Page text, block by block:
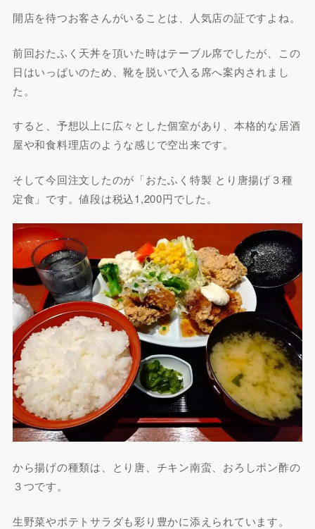
開店を待つお客さんがいることは、人気店の証ですよね。
前回おたふく天丼を頂いた時はテーブル席でしたが、この
日はいっぱいのため、靴を脱いで入る席へ案内されまし
た。
すると、予想以上に広々とした個室があり、本格的な居酒
屋や和食料理店のような感じで空出来です。
そして今回注文したのが「おたふく特製 とり唐揚げ３種
定食」です。値段は税込1,200円でした。
から揚げの種類は、とり唐、チキン南蛮、おろしポン酢の
３つです。
生野菜やポテトサラダも彩り豊かに添えられています。